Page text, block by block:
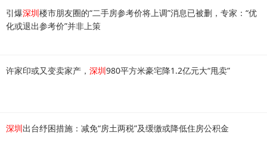
引爆深圳楼市朋友圈的“二手房参考价将上调”消息已被删，专家：“优
化或退出参考价”并非上策
许家印或又变卖家产， 深圳980平方米豪宅降1.2亿元大“甩卖”
深圳出台纾困措施：减免“房土两税”及缓缴或降低住房公积金